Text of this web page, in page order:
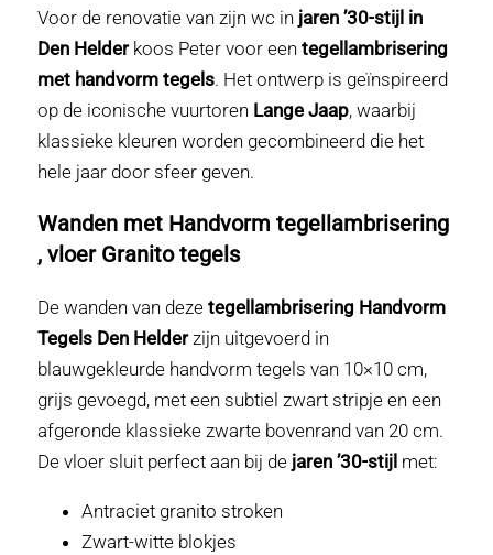
Voor de renovatie van zijn wc in jaren ’30-stijl in
Den Helderkoos Peter voor eentegellambrisering
met handvorm tegels. Het ontwerp is geïnspireerd
op de iconische vuurtoren Lange Jaap, waarbij
klassieke kleuren worden gecombineerd die het
hele jaar door sfeer geven.
Wanden met Handvorm tegellambrisering
, vloer Granito tegels
De wanden van dezetegellambrisering Handvorm
Tegels Den Helderzijn uitgevoerd in
blauwgekleurde handvorm tegels van 10×10 cm,
grijs gevoegd, met een subtiel zwart stripje en een
afgeronde klassieke zwarte bovenrand van 20 cm.
De vloer sluit perfect aan bij de jaren ’30-stijl met:
Antraciet granito stroken
Zwart-witte blokjes